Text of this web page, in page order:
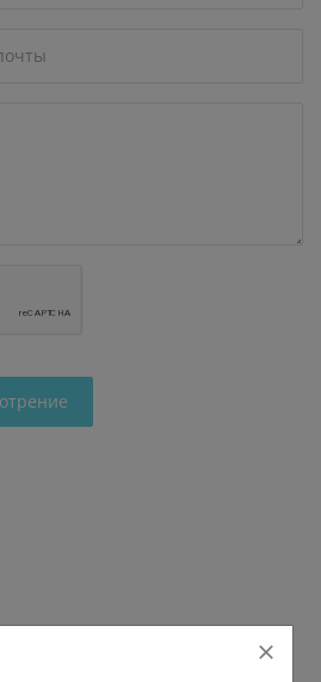
52 | Нижний Новгород